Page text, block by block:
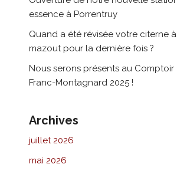
essence à Porrentruy
Quand a été révisée votre citerne à
mazout pour la dernière fois ?
Nous serons présents au Comptoir
Franc-Montagnard 2025 !
Archives
juillet 2026
mai 2026